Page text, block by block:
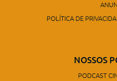
POLÍTICA DE
NOSSOS
PODCAST